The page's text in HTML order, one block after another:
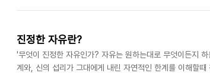
진정한 자유란?
'무엇이 진정한 자유인가? 자유는 원하는대로 무엇이든지
계와, 신의 섭리가 그대에게 내린 자연적인 한계를 이해할